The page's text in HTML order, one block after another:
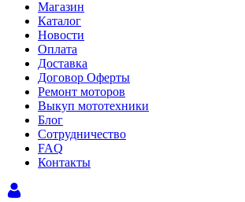
Магазин
Каталог
Новости
Оплата
Доставка
Договор Оферты
Ремонт моторов
Выкуп мототехники
Блог
Сотрудничество
FAQ
Контакты